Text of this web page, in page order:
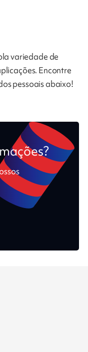
variedade de
Encontre
pessoais abaixo!